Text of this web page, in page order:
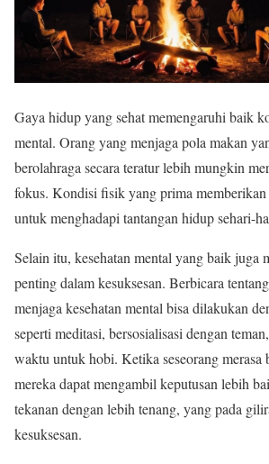
Gaya hidup yang sehat memengaruhi baik
mental. Orang yang menjaga pola makan
berolahraga secara teratur lebih mungkin
fokus. Kondisi fisik yang prima
untuk menghadapi tantangan hidup sehari-
Selain itu, kesehatan mental yang baik juga
penting dalam kesuksesan. Berbicara tentang
menjaga kesehatan mental bisa dilakukan
seperti meditasi, bersosialisasi dengan
waktu untuk hobi. Ketika seseorang merasa
mereka dapat mengambil keputusan lebih
tekanan dengan lebih tenang, yang pada
kesuksesan.